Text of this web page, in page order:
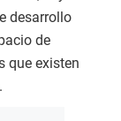
desarrollo
de
que existen